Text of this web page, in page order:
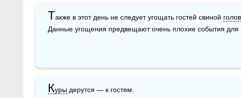
Также в этот день не следует угощать гостей свиной
Данные угощения предвещают очень плохие события для
Куры дерутся — к гостям.